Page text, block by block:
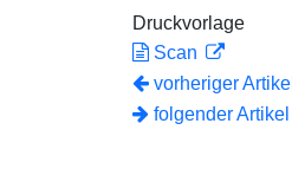
Druckvorlage
Scan
vorheriger Artikel
folgender Artikel